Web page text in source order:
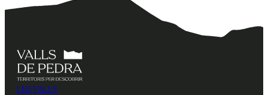
LES VALLS